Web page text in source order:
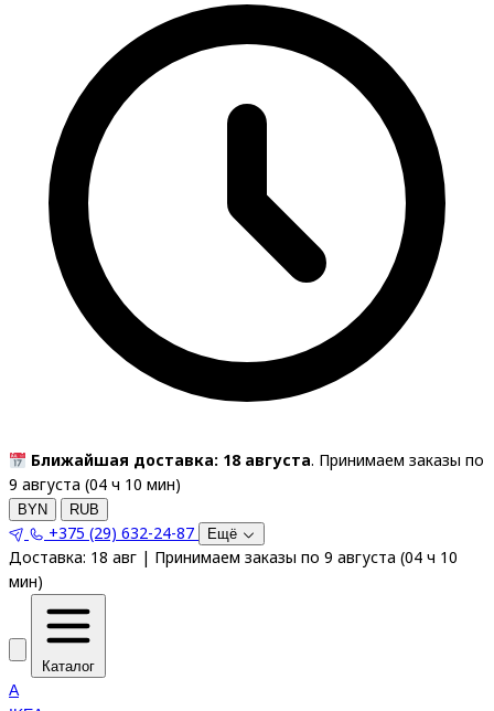
Ближайшая доставка: 18 августа. Принимаем заказы по
9 августа (04 ч 10 мин)
BYN RUB
+375 (29) 632-24-87 Ещё
Доставка: 18 авг | Принимаем заказы по 9 августа (04 ч 10
мин)
Каталог
A